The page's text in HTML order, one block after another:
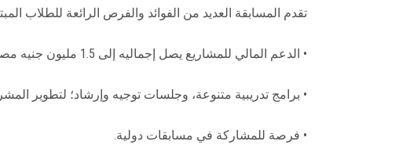
تقدم المسابقة العديد من الفوائد والفرص الرائعة للطلاب
• الدعم المالي للمشاريع يصل إجماليه إلى 1.5 مليون جنيه مصري.
• برامج تدريبية متنوعة، وجلسات توجيه وإرشاد؛ لتطوير
• فرصة للمشاركة في مسابقات دولية.